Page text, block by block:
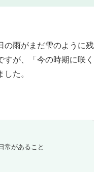
の雨がまだ雫のように残
が、「今の時期に咲く
た。
常があること